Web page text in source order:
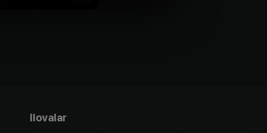
Ilovalar